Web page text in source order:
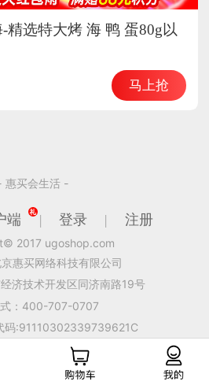
精选特大烤 海 鸭 蛋80g以
·北部湾特产·红树林馈赠）
马上抢
惠买会生活 -
端 登录 注册
2017 ugoshop.com
惠买网络科技有限公司
济技术开发区同济南路19号
：400-707-0707
码:91110302339739621C
:京ICP备15039150号-1
编号:JY11131010332635